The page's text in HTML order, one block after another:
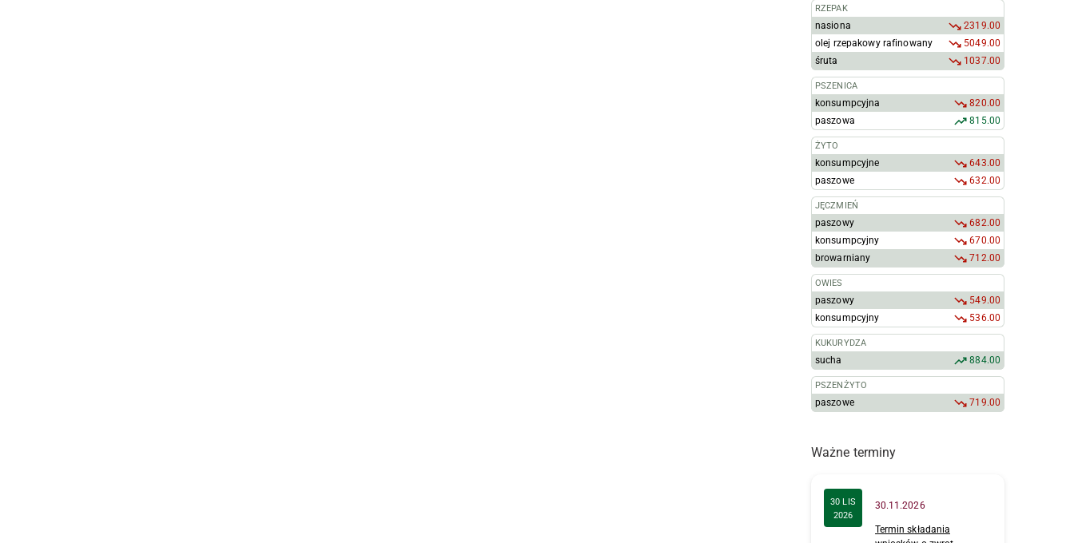
RZEPAK
nasiona
2319.00
olej rzepakowy rafinowany
5049.00
śruta
1037.00
PSZENICA
konsumpcyjna
820.00
paszowa
815.00
ŻYTO
konsumpcyjne
643.00
paszowe
632.00
JĘCZMIEŃ
paszowy
682.00
konsumpcyjny
670.00
browarniany
712.00
OWIES
paszowy
549.00
konsumpcyjny
536.00
KUKURYDZA
sucha 884.00
PSZENŻYTO
paszowe 719.00
Ważne terminy
30 LIS
2026
30.11.2026
Termin składania